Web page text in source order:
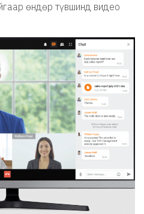
өндөр түвшинд видео